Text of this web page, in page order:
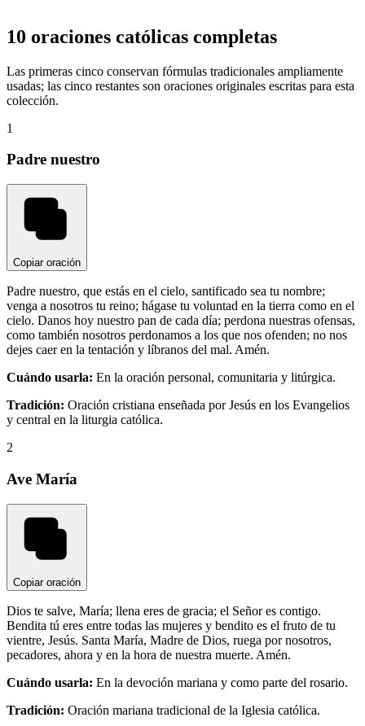
10 oraciones católicas completas
Las primeras cinco conservan fórmulas tradicionales ampliamente
usadas; las cinco restantes son oraciones originales escritas para esta
colección.
1
Padre nuestro
Copiar oración
Padre nuestro, que estás en el cielo, santificado sea tu nombre;
venga a nosotros tu reino; hágase tu voluntad en la tierra como en el
cielo. Danos hoy nuestro pan de cada día; perdona nuestras ofensas,
como también nosotros perdonamos a los que nos ofenden; no nos
dejes caer en la tentación y líbranos del mal. Amén.
Cuándo usarla: En la oración personal, comunitaria y litúrgica.
Tradición: Oración cristiana enseñada por Jesús en los Evangelios
y central en la liturgia católica.
2
Ave María
Copiar oración
Dios te salve, María; llena eres de gracia; el Señor es contigo.
Bendita tú eres entre todas las mujeres y bendito es el fruto de tu
vientre, Jesús. Santa María, Madre de Dios, ruega por nosotros,
pecadores, ahora y en la hora de nuestra muerte. Amén.
Cuándo usarla: En la devoción mariana y como parte del rosario.
Tradición: Oración mariana tradicional de la Iglesia católica.